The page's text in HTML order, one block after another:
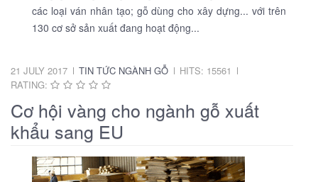
các loại ván nhân tạo; gỗ dùng cho xây dựng... với trên
130 cơ sở sản xuất đang hoạt động...
21 JULY 2017 TIN TỨC NGÀNH GỖ
HITS: 15561
RATING:
Cơ hội vàng cho ngành gỗ xuất
khẩu sang EU